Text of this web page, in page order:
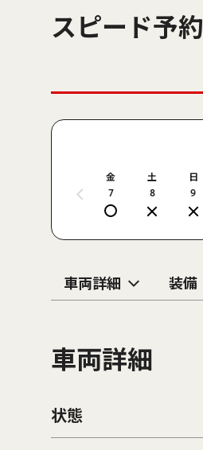
スピード予約
金
7
土
8
日
9
車両詳細 装備
車両詳細
状態